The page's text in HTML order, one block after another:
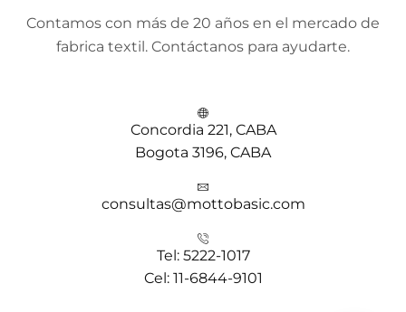
Contamos con más de 20 años en el mercado de
fabrica textil. Contáctanos para ayudarte.
Concordia 221, CABA
Bogota 3196, CABA
consultas@mottobasic.com
Tel: 5222-1017
Cel: 11-6844-9101